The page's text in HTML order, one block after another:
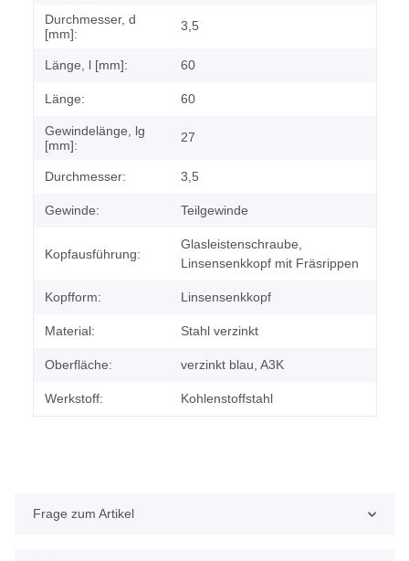
Durchmesser, d
[mm]:
3,5
Länge, l [mm]: 60
Länge: 60
Gewindelänge, lg
[mm]:
27
Durchmesser: 3,5
Gewinde: Teilgewinde
Kopfausführung:
Glasleistenschraube,
Linsensenkkopf mit Fräsrippen
Kopfform: Linsensenkkopf
Material: Stahl verzinkt
Oberfläche: verzinkt blau, A3K
Werkstoff: Kohlenstoffstahl
Frage zum Artikel